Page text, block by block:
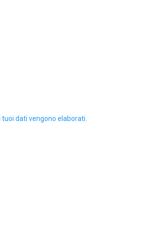
tuoi dati vengono elaborati